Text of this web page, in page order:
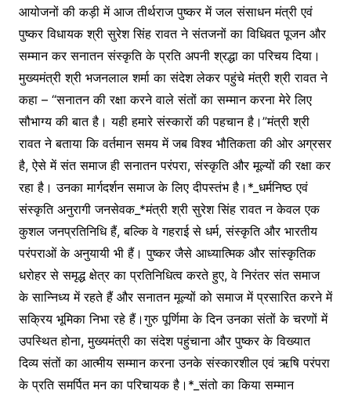
आयोजनों की कड़ी में आज तीर्थराज पुष्कर में जल संसाधन मंत्री एवं
पुष्कर विधायक श्री सुरेश सिंह रावत ने संतजनों का विधिवत पूजन और
सम्मान कर सनातन संस्कृति के प्रति अपनी श्रद्धा का परिचय दिया।
मुख्यमंत्री श्री भजनलाल शर्मा का संदेश लेकर पहुंचे मंत्री श्री रावत ने
कहा – “सनातन की रक्षा करने वाले संतों का सम्मान करना मेरे लिए
सौभाग्य की बात है। यही हमारे संस्कारों की पहचान है।”मंत्री श्री
रावत ने बताया कि वर्तमान समय में जब विश्व भौतिकता की ओर अग्रसर
है, ऐसे में संत समाज ही सनातन परंपरा, संस्कृति और मूल्यों की रक्षा कर
रहा है। उनका मार्गदर्शन समाज के लिए दीपस्तंभ है।*_धर्मनिष्ठ एवं
संस्कृति अनुरागी जनसेवक_*मंत्री श्री सुरेश सिंह रावत न केवल एक
कुशल जनप्रतिनिधि हैं, बल्कि वे गहराई से धर्म, संस्कृति और भारतीय
परंपराओं के अनुयायी भी हैं। पुष्कर जैसे आध्यात्मिक और सांस्कृतिक
धरोहर से समृद्ध क्षेत्र का प्रतिनिधित्व करते हुए, वे निरंतर संत समाज
के सान्निध्य में रहते हैं और सनातन मूल्यों को समाज में प्रसारित करने में
सक्रिय भूमिका निभा रहे हैं।गुरु पूर्णिमा के दिन उनका संतों के चरणों में
उपस्थित होना, मुख्यमंत्री का संदेश पहुंचाना और पुष्कर के विख्यात
दिव्य संतों का आत्मीय सम्मान करना उनके संस्कारशील एवं ऋषि परंपरा
के प्रति समर्पित मन का परिचायक है।*_संतो का किया सम्मान